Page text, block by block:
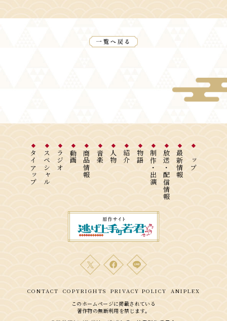
CONTACT COPYRIGHTS PRIVACY POLICY
ANIPLEX
このホームページに掲載されている
著作物の無断利用を禁じます。
トップ
最新情報
放送・配信情報
制作・出演
物語
紹介
人物
音楽
商品情報
動画
ラジオ
スペシャル
タイアップ